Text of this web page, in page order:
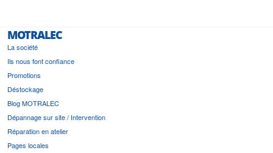
MOTRALEC
La société
Ils nous font confiance
Promotions
Déstockage
Blog MOTRALEC
Dépannage sur site / Intervention
Réparation en atelier
Pages locales